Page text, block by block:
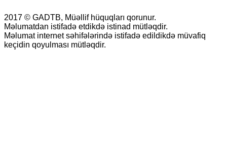
2017 © GADTB, Müəllif hüquqları qorunur.
Məlumatdan istifadə etdikdə istinad mütləqdir.
Məlumat internet səhifələrində istifadə edildikdə müvafiq
keçidin qoyulması mütləqdir.